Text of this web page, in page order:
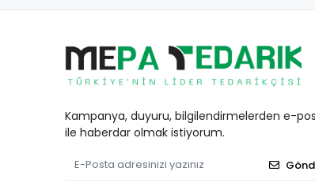
Kampanya, duyuru, bilgilendirmelerden e-
ile haberdar olmak istiyorum.